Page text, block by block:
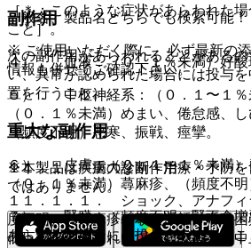
［＊：このような症状があらわれた
こと］。
４）． 血液：（０．１％未満）好酸
５）． 中枢神経系：（０．１〜１％
（０．１％未満）めまい、倦怠感、
（頻度不明）悪寒、振戦、痙攣。
６）． 皮膚：（０．１〜１％未満）
（０．１％未満）蕁麻疹、（頻度不明
７）． 腎臓：（頻度不明）腎不全増
あらわれた場合には投与を中止するこ
副作用
次の副作用があらわれることがある
い、異常が認められた場合には投与
置を行うこと。
重大な副作用
１１．１． 重大な副作用
１１．１．１． ショック、アナフ
度不明）：蕁麻疹、喉頭浮腫、呼吸
低下等が認められた場合には投与を
一般名、製品名どちらでも検索可能！
※ ご使用いただく際に、必ず最新の
情報も併せてご確認下さい。
※本製品は疾病の診断・治療・予防
ではありません。